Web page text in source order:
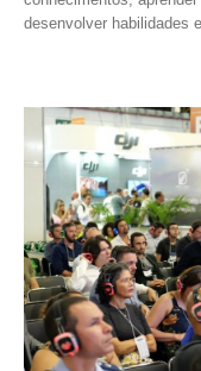
desenvolver habilidades